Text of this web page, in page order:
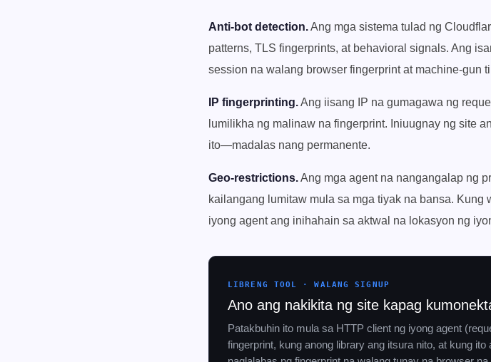
Anti-bot detection.Ang mga sistema tulad ng
patterns, TLS fingerprints, at behavioral signals. Ang
session na walang browser fingerprint at machine-gun
IP fingerprinting.Ang iisang IP na gumagawa ng
lumilikha ng malinaw na fingerprint. Iniuugnay ng site
ito—madalas nang permanente.
Geo-restrictions.Ang mga agent na nangangalap ng
kailangang lumitaw mula sa mga tiyak na bansa. Kung
iyong agent ang inihahain sa aktwal na lokasyon ng
LIBRENG TOOL · WALANG SIGNUP
Ano ang nakikita ng site kapag
Patakbuhin ito mula sa HTTP client ng iyong agent
fingerprint, kung anong library ang itsura nito, at kung